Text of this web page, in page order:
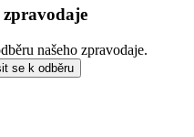
zpravodaje
našeho zpravodaje.
se k odběru